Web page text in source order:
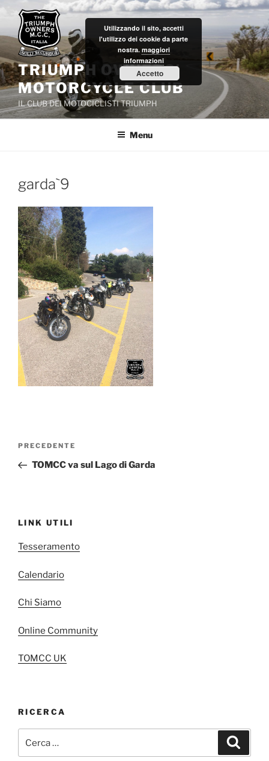
Salta
contenuto
TRIUMPH OWNERS'
MOTORCYCLE CLUB
IL CLUB DEI MOTOCICLISTI TRIUMPH
Menu
garda`9
Navigazione
Articolo
precedente:
PRECEDENTE
TOMCC va sul Lago di Garda
LINK UTILI
Tesseramento
Calendario
Chi Siamo
Online Community
TOMCC UK
RICERCA
Utilizzando il sito, accetti
l'utilizzo dei cookie da parte
nostra. maggiori
informazioni
Accetto